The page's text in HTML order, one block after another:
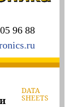
96 88
DATA
SHEETS